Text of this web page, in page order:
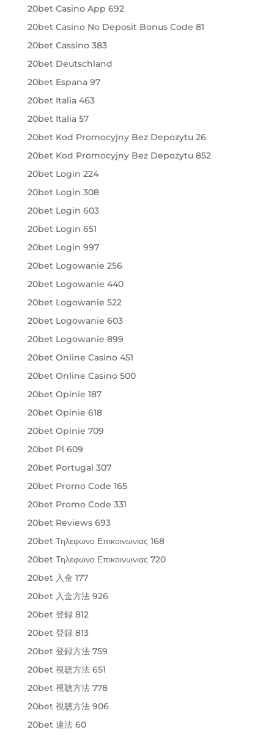
20bet Casino App 692
20bet Casino No Deposit Bonus Code 81
20bet Cassino 383
20bet Deutschland
20bet Espana 97
20bet Italia 463
20bet Italia 57
20bet Kod Promocyjny Bez Depozytu 26
20bet Kod Promocyjny Bez Depozytu 852
20bet Login 224
20bet Login 308
20bet Login 603
20bet Login 651
20bet Login 997
20bet Logowanie 256
20bet Logowanie 440
20bet Logowanie 522
20bet Logowanie 603
20bet Logowanie 899
20bet Online Casino 451
20bet Online Casino 500
20bet Opinie 187
20bet Opinie 618
20bet Opinie 709
20bet Pl 609
20bet Portugal 307
20bet Promo Code 165
20bet Promo Code 331
20bet Reviews 693
20bet Τηλεφωνο Επικοινωνιας 168
20bet Τηλεφωνο Επικοινωνιας 720
20bet 入金 177
20bet 入金方法 926
20bet 登録 812
20bet 登録 813
20bet 登録方法 759
20bet 視聴方法 651
20bet 視聴方法 778
20bet 視聴方法 906
20bet 違法 60